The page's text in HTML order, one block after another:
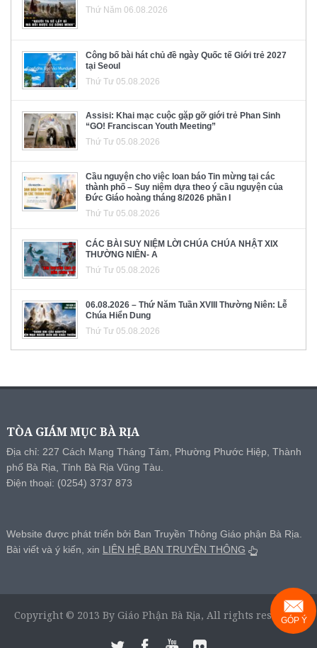
Thứ Năm 06.08.2026
Công bố bài hát chủ đề ngày Quốc tế Giới trẻ 2027
tại Seoul
Thứ Tư 05.08.2026
Assisi: Khai mạc cuộc gặp gỡ giới trẻ Phan Sinh
“GO! Franciscan Youth Meeting”
Thứ Tư 05.08.2026
Cầu nguyện cho việc loan báo Tin mừng tại các
thành phố – Suy niệm dựa theo ý cầu nguyện của
Đức Giáo hoàng tháng 8/2026 phần I
Thứ Tư 05.08.2026
CÁC BÀI SUY NIỆM LỜI CHÚA CHÚA NHẬT XIX
THƯỜNG NIÊN- A
Thứ Tư 05.08.2026
06.08.2026 – Thứ Năm Tuần XVIII Thường Niên: Lễ
Chúa Hiển Dung
Thứ Tư 05.08.2026
TÒA GIÁM MỤC BÀ RỊA
Địa chỉ: 227 Cách Mạng Tháng Tám, Phường Phước Hiệp, Thành
phố Bà Rịa, Tỉnh Bà Rịa Vũng Tàu.
Điện thoại: (0254) 3737 873
Website được phát triển bởi Ban Truyền Thông Giáo phận Bà Rịa.
Bài viết và ý kiến, xin LIÊN HỆ BAN TRUYỀN THÔNG
Copyright © 2013 By Giáo Phận Bà Rịa, All rights reserved.
GÓP Ý